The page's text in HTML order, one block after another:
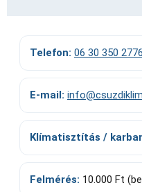
Telefon: 06 30 350 2776
E-mail:
Klímatisztítás /
Felmérés: 10.000 Ft